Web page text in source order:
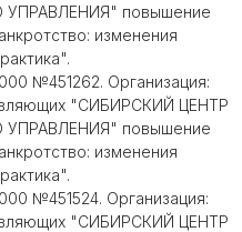
повышение
изменения
№451262. Организация:
"СИБИРСКИЙ ЦЕНТР
повышение
изменения
№451524. Организация:
"СИБИРСКИЙ ЦЕНТР